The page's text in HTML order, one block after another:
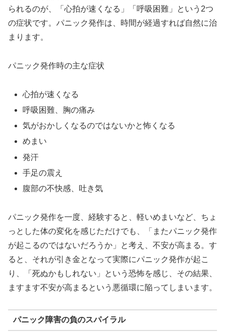
られるのが、「心拍が速くなる」「呼吸困難」という2つ
の症状です。パニック発作は、時間が経過すれば自然に治
まります。
パニック発作時の主な症状
心拍が速くなる
呼吸困難、胸の痛み
気がおかしくなるのではないかと怖くなる
めまい
発汗
手足の震え
腹部の不快感、吐き気
パニック発作を一度、経験すると、軽いめまいなど、ちょ
っとした体の変化を感じただけでも、「またパニック発作
が起こるのではないだろうか」と考え、不安が高まる。す
ると、それが引き金となって実際にパニック発作が起こ
り、「死ぬかもしれない」という恐怖を感じ、その結果、
ますます不安が高まるという悪循環に陥ってしまいます。
パニック障害の負のスパイラル